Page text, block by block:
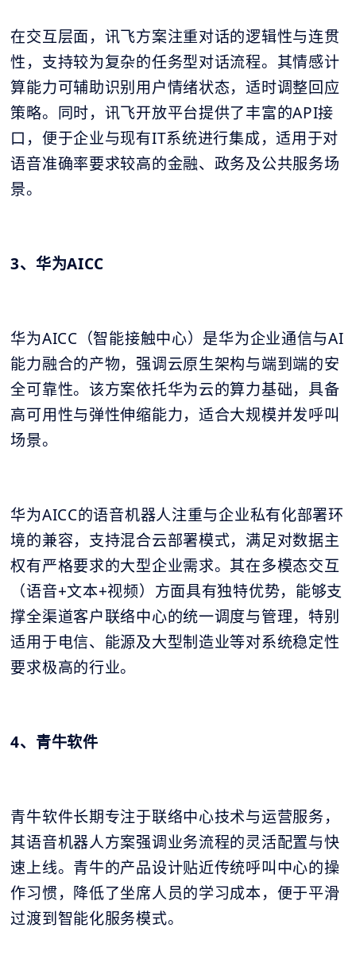
在交互层面，讯飞方案注重对话的逻辑性与连贯
性，支持较为复杂的任务型对话流程。其情感计
算能力可辅助识别用户情绪状态，适时调整回应
策略。同时，讯飞开放平台提供了丰富的API接
口，便于企业与现有IT系统进行集成，适用于对
语音准确率要求较高的金融、政务及公共服务场
景。
3、华为AICC
华为AICC（智能接触中心）是华为企业通信与AI
能力融合的产物，强调云原生架构与端到端的安
全可靠性。该方案依托华为云的算力基础，具备
高可用性与弹性伸缩能力，适合大规模并发呼叫
场景。
华为AICC的语音机器人注重与企业私有化部署环
境的兼容，支持混合云部署模式，满足对数据主
权有严格要求的大型企业需求。其在多模态交互
（语音+文本+视频）方面具有独特优势，能够支
撑全渠道客户联络中心的统一调度与管理，特别
适用于电信、能源及大型制造业等对系统稳定性
要求极高的行业。
4、青牛软件
青牛软件长期专注于联络中心技术与运营服务，
其语音机器人方案强调业务流程的灵活配置与快
速上线。青牛的产品设计贴近传统呼叫中心的操
作习惯，降低了坐席人员的学习成本，便于平滑
过渡到智能化服务模式。